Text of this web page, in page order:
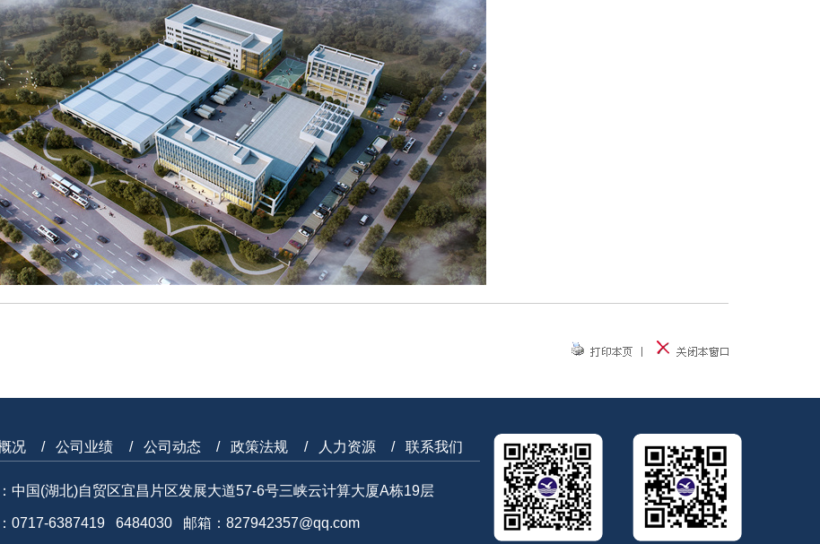
况 公司业绩 公司动态 政策法规 人力资源 联系我们
中国(湖北)自贸区宜昌片区发展大道57-6号三峡云计算大厦A栋19层
0717-6387419 6484030 邮箱：827942357@qq.com